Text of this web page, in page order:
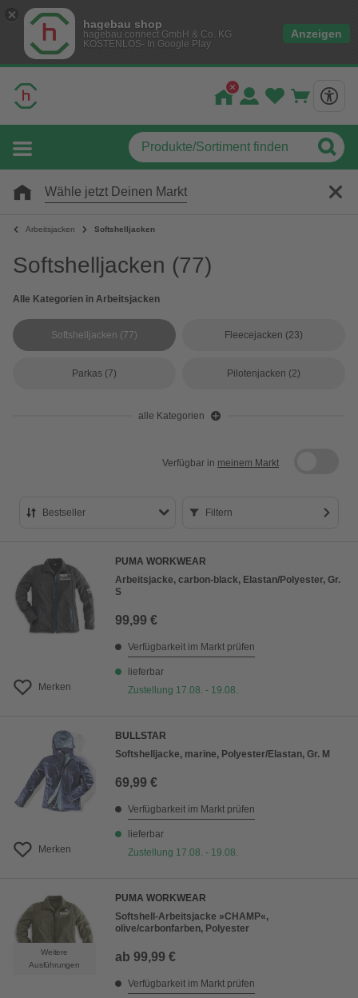
hagebau shop
hagebau connect GmbH & Co. KG
KOSTENLOS- In Google Play
Anzeigen
Wähle jetzt Deinen Markt
Arbeitsjacken Softshelljacken
Softshelljacken (77)
Alle Kategorien in Arbeitsjacken
Softshelljacken (77) Fleecejacken (23)
Parkas (7) Pilotenjacken (2)
alle Kategorien
Verfügbar in meinem Markt
Bestseller
Preis aufsteigend
Preis absteigend
Bewertung
Filtern
Merken
PUMA WORKWEAR
Arbeitsjacke, carbon-black, Elastan/Polyester, Gr.
S
99,99 €
Verfügbarkeit im Markt prüfen
lieferbar
Zustellung 17.08. - 19.08.
Merken
BULLSTAR
Softshelljacke, marine, Polyester/Elastan, Gr. M
69,99 €
Verfügbarkeit im Markt prüfen
lieferbar
Zustellung 17.08. - 19.08.
Weitere
Ausführungen
PUMA WORKWEAR
Softshell-Arbeitsjacke »CHAMP«,
olive/carbonfarben, Polyester
ab 99,99 €
Verfügbarkeit im Markt prüfen